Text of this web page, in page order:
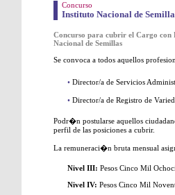
Concurso
Instituto Nacional de
Concurso para cubrir el Cargo con
Nacional de Semillas
Se convoca a todos aquellos
• Director/a de Servicios
• Director/a de Registro de
Podr�n postularse aquellos
perfil de las posiciones a cubrir.
La remuneraci�n bruta mensual
Nivel III: Pesos Cinco Mil
Nivel IV: Pesos Cinco Mil